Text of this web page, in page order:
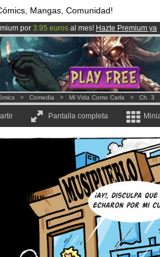
Mangas, Comunidad!
por 3.95 euros al mes! Hazte Premium ya
miembrosy 1208Cómics y Mangas!.
está desormado lanzado!.
> Comedia > Mi Vida Como Carla > Ch. 3
Pantalla completa